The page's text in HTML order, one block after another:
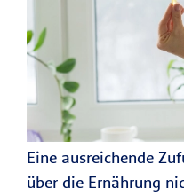
Eine ausreichende
über die Ernährung